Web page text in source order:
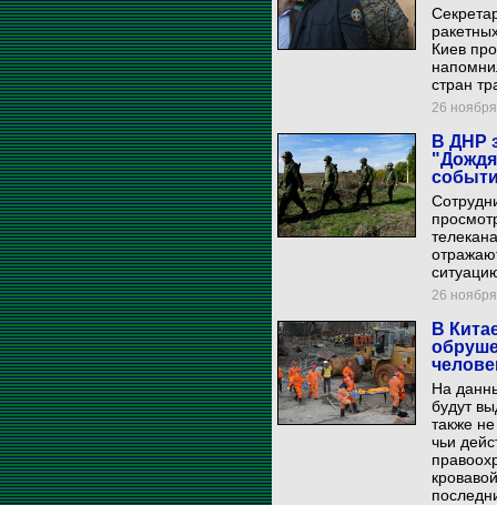
Киев
стран
26
В ДНР
26
В
На
будут
также
чьи